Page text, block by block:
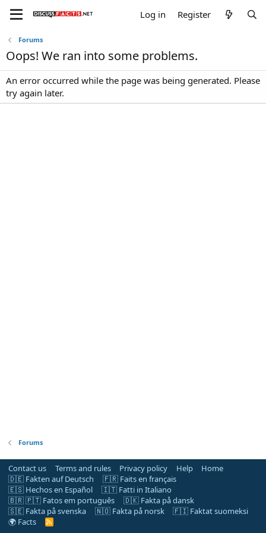
Log in Register
Forums
Oops! We ran into some problems.
An error occurred while the page was being generated. Please
try again later.
Forums
Contact us Terms and rules Privacy policy Help
Home
🇩🇪 Fakten auf Deutsch
🇫🇷 Faits en français
🇪🇸 Hechos en Español
🇮🇹 Fatti in Italiano
🇧🇷 🇵🇹 Fatos em português
🇩🇰 Fakta på dansk
🇸🇪 Fakta på svenska
🇳🇴 Fakta på norsk
🇫🇮 Faktat suomeksi
🌍 Facts
R